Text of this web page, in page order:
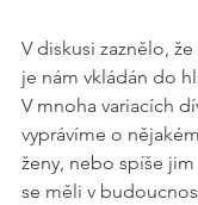
V diskusi zaznělo,
je nám vkládán do
V mnoha variacích
vyprávíme o
ženy, nebo spíše
se měli v